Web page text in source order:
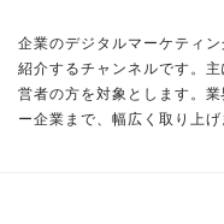
企業のデジタルマーケティ
紹介するチャンネルです。
営者の方を対象とします。
ー企業まで、幅広く取り上げ